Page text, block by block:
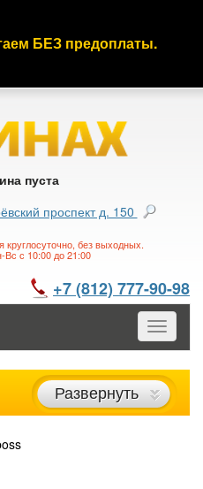
БЕЗ предоплаты.
пуста
проспект д. 150
без выходных.
с 10:00 до 21:00
+7 (812) 777-90-98
Toggle
Развернуть